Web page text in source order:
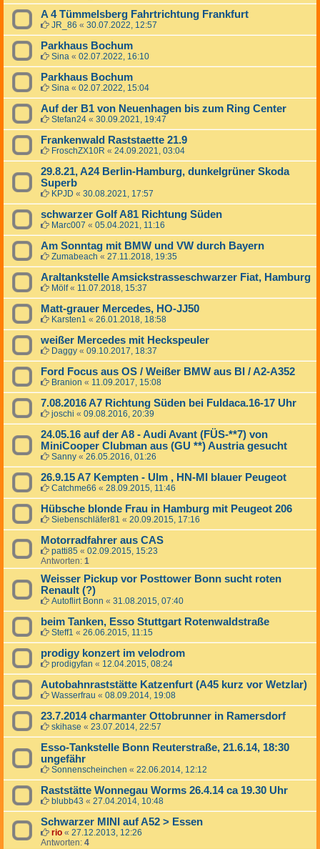
A 4 Tümmelsberg Fahrtrichtung Frankfurt
JR_86 « 30.07.2022, 12:57
Parkhaus Bochum
Sina « 02.07.2022, 16:10
Parkhaus Bochum
Sina « 02.07.2022, 15:04
Auf der B1 von Neuenhagen bis zum Ring Center
Stefan24 « 30.09.2021, 19:47
Frankenwald Raststaette 21.9
FroschZX10R « 24.09.2021, 03:04
29.8.21, A24 Berlin-Hamburg, dunkelgrüner Skoda
Superb
KPJD « 30.08.2021, 17:57
schwarzer Golf A81 Richtung Süden
Marc007 « 05.04.2021, 11:16
Am Sonntag mit BMW und VW durch Bayern
Zumabeach « 27.11.2018, 19:35
Araltankstelle Amsickstrasseschwarzer Fiat, Hamburg
Mölf« 11.07.2018, 15:37
Matt-grauer Mercedes, HO-JJ50
Karsten1 « 26.01.2018, 18:58
weißer Mercedes mit Heckspeuler
Daggy « 09.10.2017, 18:37
Ford Focus aus OS / Weißer BMW aus BI / A2-A352
Branion « 11.09.2017, 15:08
7.08.2016 A7 Richtung Süden bei Fuldaca.16-17 Uhr
joschi « 09.08.2016, 20:39
24.05.16 auf der A8 - Audi Avant (FÜS-**7) von
MiniCooper Clubman aus (GU **) Austria gesucht
Sanny « 26.05.2016, 01:26
26.9.15 A7 Kempten - Ulm , HN-MI blauer Peugeot
Catchme66 « 28.09.2015, 11:46
Hübsche blonde Frau in Hamburg mit Peugeot 206
Siebenschläfer81 « 20.09.2015, 17:16
Motorradfahrer aus CAS
patti85 « 02.09.2015, 15:23
Antworten: 1
Weisser Pickup vor Posttower Bonn sucht roten
Renault (?)
Autoflirt Bonn « 31.08.2015, 07:40
beim Tanken, Esso Stuttgart Rotenwaldstraße
Steff1 « 26.06.2015, 11:15
prodigy konzert im velodrom
prodigyfan « 12.04.2015, 08:24
Autobahnraststätte Katzenfurt (A45 kurz vor Wetzlar)
Wasserfrau « 08.09.2014, 19:08
23.7.2014 charmanter Ottobrunner in Ramersdorf
skihase « 23.07.2014, 22:57
Esso-Tankstelle Bonn Reuterstraße, 21.6.14, 18:30
ungefähr
Sonnenscheinchen « 22.06.2014, 12:12
Raststätte Wonnegau Worms 26.4.14 ca 19.30 Uhr
blubb43 « 27.04.2014, 10:48
Schwarzer MINI auf A52 > Essen
rio « 27.12.2013, 12:26
Antworten: 4